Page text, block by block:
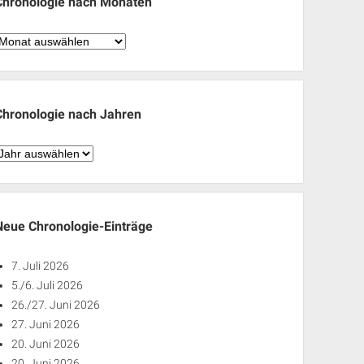
Chronologie
nach Jahren
Chronologie-Einträge
7. Juli 2026
5./6. Juli 2026
26./27. Juni 2026
27. Juni 2026
20. Juni 2026